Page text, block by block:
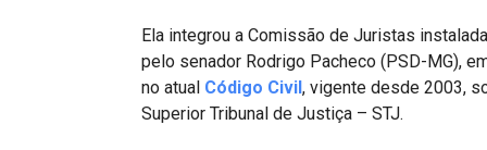
Ela integrou a Comissão de Juristas instalada
pelo senador Rodrigo Pacheco (PSD-MG),
no atual Código Civil, vigente desde 2003,
Superior Tribunal de Justiça – STJ.